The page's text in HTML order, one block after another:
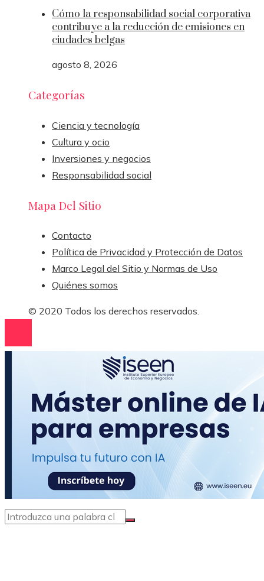
Cómo la responsabilidad social corporativa
contribuye a la reducción de emisiones en
ciudades belgas
agosto 8, 2026
Categorías
Ciencia y tecnología
Cultura y ocio
Inversiones y negocios
Responsabilidad social
Mapa Del Sitio
Contacto
Política de Privacidad y Protección de Datos
Marco Legal del Sitio y Normas de Uso
Quiénes somos
© 2020 Todos los derechos reservados.